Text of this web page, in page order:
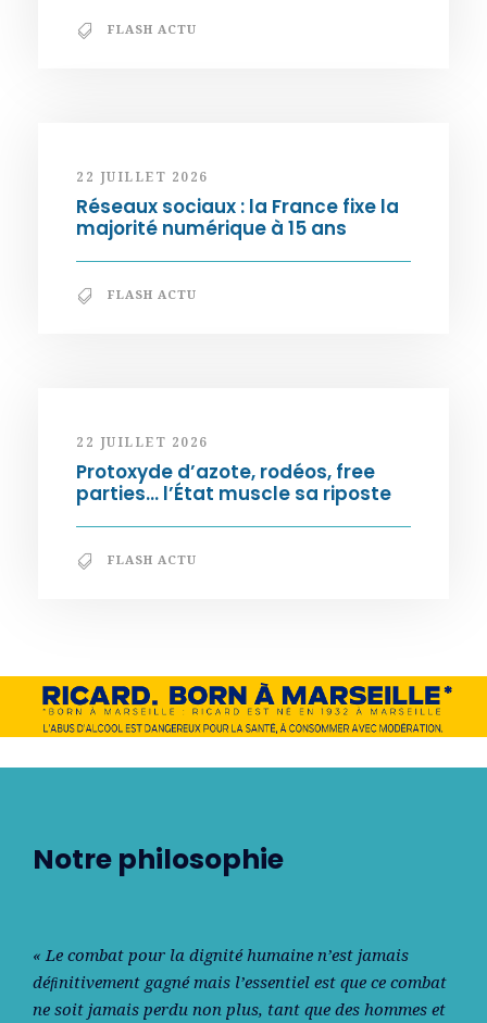
FLASH ACTU
22 JUILLET 2026
Réseaux sociaux : la France fixe la
majorité numérique à 15 ans
FLASH ACTU
22 JUILLET 2026
Protoxyde d’azote, rodéos, free
parties… l’État muscle sa riposte
FLASH ACTU
Notre philosophie
« Le combat pour la dignité humaine n’est jamais
déﬁnitivement gagné mais l’essentiel est que ce combat
ne soit jamais perdu non plus, tant que des hommes et